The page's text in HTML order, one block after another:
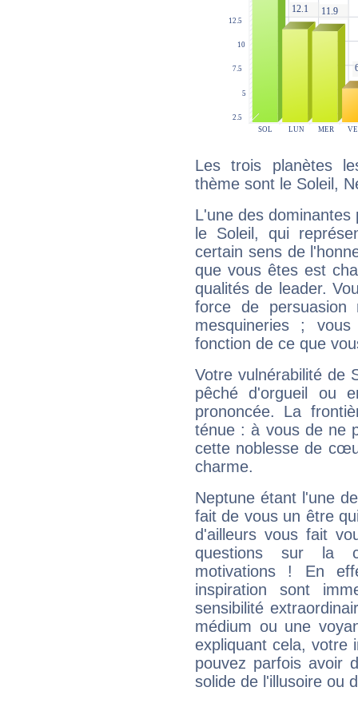
Les trois planètes
thème sont le Soleil,
L'une des
le Soleil, qui
certain sens de
que vous êtes est
qualités de leader.
force de
mesquineries ;
fonction de ce que
Votre vulnérabilité de
pêché d'orgueil ou
prononcée. La
ténue : à vous de ne
cette noblesse de
charme.
Neptune étant l'une
fait de vous un être
d'ailleurs vous fait
questions sur la
motivations ! En
inspiration sont
sensibilité
médium ou une
expliquant cela, votre
pouvez parfois avoir
solide de l'illusoire ou